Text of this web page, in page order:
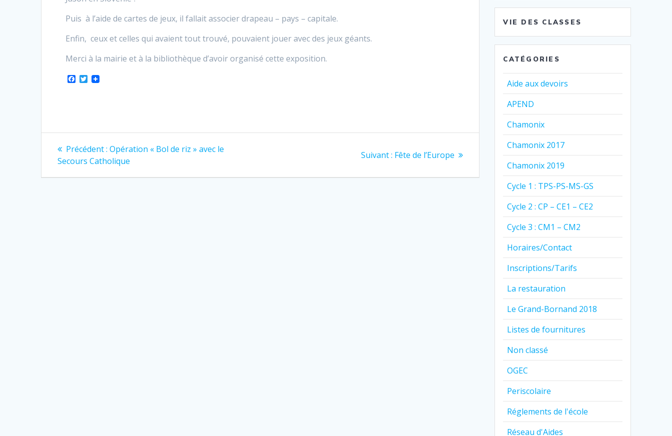
Puis à l’aide de cartes de jeux, il fallait associer drapeau – pays – capitale.
Enfin, ceux et celles qui avaient tout trouvé, pouvaient jouer avec des jeux géants.
Merci à la mairie et à la bibliothèque d’avoir organisé cette exposition.
F
k
T
Navigation
de
Précédent : Article
précédent
Opération « Bol de riz » avec le
Secours Catholique
Suivant : Article
:
Fête de l’Europe
VIE DES CLASSES
CATÉGORIES
Aide aux devoirs
APEND
Chamonix
Chamonix 2017
Chamonix 2019
Cycle 1 : TPS-PS-MS-GS
Cycle 2 : CP – CE1 – CE2
Cycle 3 : CM1 – CM2
Horaires/Contact
Inscriptions/Tarifs
La restauration
Le Grand-Bornand 2018
Listes de fournitures
Non classé
OGEC
Periscolaire
Réglements de l'école
Réseau d'Aides